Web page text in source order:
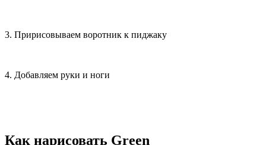
3. Пририсовываем воротник к пиджаку
4. Добавляем руки и ноги
Как нарисовать Green